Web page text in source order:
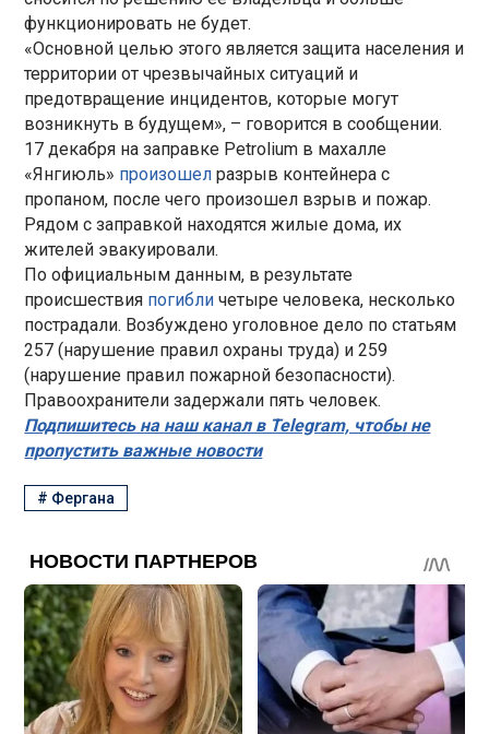
функционировать не будет.
«Основной целью этого является защита населения и
территории от чрезвычайных ситуаций и
предотвращение инцидентов, которые могут
возникнуть в будущем», – говорится в сообщении.
17 декабря на заправке Petrolium в махалле
«Янгиюль» произошел разрыв контейнера с
пропаном, после чего произошел взрыв и пожар.
Рядом с заправкой находятся жилые дома, их
жителей эвакуировали.
По официальным данным, в результате
происшествия погибличетыре человека, несколько
пострадали. Возбуждено уголовное дело по статьям
257 (нарушение правил охраны труда) и 259
(нарушение правил пожарной безопасности).
Правоохранители задержали пять человек.
Подпишитесь на наш канал в Telegram, чтобы не
пропустить важные новости
# Фергана